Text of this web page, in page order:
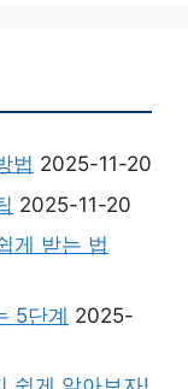
법 2025-11-20
2025-11-20
게 받는 법
5단계 2025-